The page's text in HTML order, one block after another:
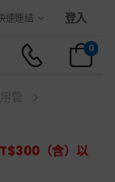
速連結 登入
0
（含）以